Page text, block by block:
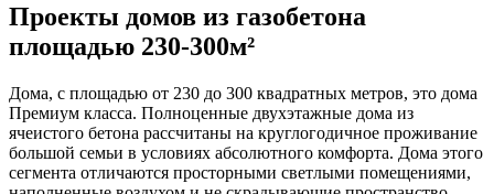
Проекты домов из газобетона
площадью 230-300м²
Дома, с площадью от 230 до 300 квадратных метров, это дома
Премиум класса. Полноценные двухэтажные дома из
ячеистого бетона рассчитаны на круглогодичное проживание
большой семьи в условиях абсолютного комфорта. Дома этого
сегмента отличаются просторными светлыми помещениями,